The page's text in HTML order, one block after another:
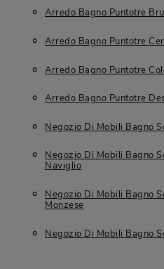
Arredo Bagno Puntotre
Arredo Bagno Puntotre
Arredo Bagno Puntotre
Arredo Bagno Puntotre
Negozio Di Mobili Bagno
Negozio Di Mobili Bagno
Naviglio
Negozio Di Mobili Bagno
Monzese
Negozio Di Mobili Bagno